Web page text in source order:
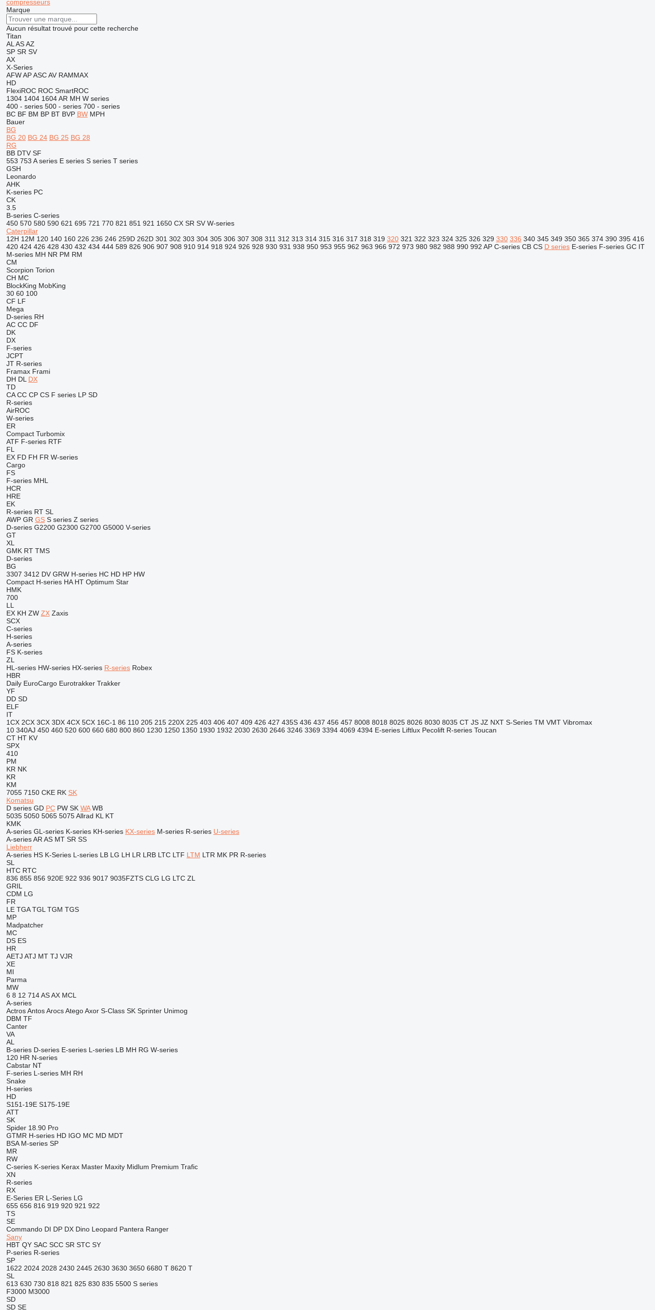
compresseurs
Marque
Aucun résultat trouvé pour cette recherche
Titan
AL AS AZ
SP SR SV
AX
X-Series
AFW AP ASC AV RAMMAX
HD
FlexiROC ROC SmartROC
1304 1404 1604 AR MH W series
400 - series 500 - series 700 - series
BC BF BM BP BT BVP BW MPH
Bauer
BG
BG 20 BG 24 BG 25 BG 28
RG
BB DTV SF
553 753 A series E series S series T series
GSH
Leonardo
AHK
K-series PC
CK
3.5
B-series C-series
450 570 580 590 621 695 721 770 821 851 921 1650 CX SR SV W-series
Caterpillar
12H 12M 120 140 160 226 236 246 259D 262D 301 302 303 304 305 306 307 308 311 312 313 314 315 316 317 318 319 320 321 322 323 324 325 326 329 330 336 340 345 349 350 365 374 390 395 416
420 424 426 428 430 432 434 444 589 826 906 907 908 910 914 918 924 926 928 930 931 938 950 953 955 962 963 966 972 973 980 982 988 990 992 AP C-series CB CS D series E-series F-series GC IT
M-series MH NR PM RM
CM
Scorpion Torion
CH MC
BlockKing MobKing
30 60 100
CF LF
Mega
D-series RH
AC CC DF
DK
DX
F-series
JCPT
JT R-series
Framax Frami
DH DL DX
TD
CA CC CP CS F series LP SD
R-series
AirROC
W-series
ER
Compact Turbomix
ATF F-series RTF
FL
EX FD FH FR W-series
Cargo
FS
F-series MHL
HCR
HRE
EK
R-series RT SL
AWP GR GS S series Z series
D-series G2200 G2300 G2700 G5000 V-series
GT
XL
GMK RT TMS
D-series
BG
3307 3412 DV GRW H-series HC HD HP HW
Compact H-series HA HT Optimum Star
HMK
700
LL
EX KH ZW ZX Zaxis
SCX
C-series
H-series
A-series
FS K-series
ZL
HL-series HW-series HX-series R-series Robex
HBR
Daily EuroCargo Eurotrakker Trakker
YF
DD SD
ELF
IT
1CX 2CX 3CX 3DX 4CX 5CX 16C-1 86 110 205 215 220X 225 403 406 407 409 426 427 435S 436 437 456 457 8008 8018 8025 8026 8030 8035 CT JS JZ NXT S-Series TM VMT Vibromax
10 340AJ 450 460 520 600 660 680 800 860 1230 1250 1350 1930 1932 2030 2630 2646 3246 3369 3394 4069 4394 E-series Liftlux Pecolift R-series Toucan
CT HT KV
SPX
410
PM
KR NK
KR
KM
7055 7150 CKE RK SK
Komatsu
D series GD PC PW SK WA WB
5035 5050 5065 5075 Allrad KL KT
KMK
A-series GL-series K-series KH-series KX-series M-series R-series U-series
A-series AR AS MT SR SS
Liebherr
A-series HS K-Series L-series LB LG LH LR LRB LTC LTF LTM LTR MK PR R-series
SL
HTC RTC
836 855 856 920E 922 936 9017 9035FZTS CLG LG LTC ZL
GRIL
CDM LG
FR
LE TGA TGL TGM TGS
MP
Madpatcher
MC
DS ES
HR
AETJ ATJ MT TJ VJR
XE
MI
Parma
MW
6 8 12 714 AS AX MCL
A-series
Actros Antos Arocs Atego Axor S-Class SK Sprinter Unimog
DBM TF
Canter
VA
AL
B-series D-series E-series L-series LB MH RG W-series
120 HR N-series
Cabstar NT
F-series L-series MH RH
Snake
H-series
HD
S151-19E S175-19E
ATT
SK
Spider 18.90 Pro
GTMR H-series HD IGO MC MD MDT
BSA M-series SP
MR
RW
C-series K-series Kerax Master Maxity Midlum Premium Trafic
XN
R-series
RX
E-Series ER L-Series LG
655 656 816 919 920 921 922
TS
SE
Commando DI DP DX Dino Leopard Pantera Ranger
Sany
HBT QY SAC SCC SR STC SY
P-series R-series
SP
1622 2024 2028 2430 2445 2630 3630 3650 6680 T 8620 T
SL
613 630 730 818 821 825 830 835 5500 S series
F3000 M3000
SD
SD SE